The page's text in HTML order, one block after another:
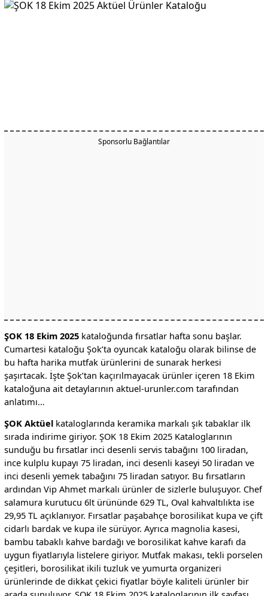
Sponsorlu Bağlantılar
ŞOK 18 Ekim 2025kataloğunda fırsatlar hafta sonu başlar.
Cumartesi kataloğu Şok’ta oyuncak kataloğu olarak bilinse de
bu hafta harika mutfak ürünlerini de sunarak herkesi
şaşırtacak. İşte Şok’tan kaçırılmayacak ürünler içeren 18 Ekim
kataloğuna ait detaylarının aktuel-urunler.com tarafından
anlatımı…
ŞOK Aktüelkataloglarında keramika markalı şık tabaklar ilk
sırada indirime giriyor. ŞOK 18 Ekim 2025 Kataloglarının
sunduğu bu fırsatlar inci desenli servis tabağını 100 liradan,
ince kulplu kupayı 75 liradan, inci desenli kaseyi 50 liradan ve
inci desenli yemek tabağını 75 liradan satıyor. Bu fırsatların
ardından Vip Ahmet markalı ürünler de sizlerle buluşuyor. Chef
salamura kurutucu 6lt ürününde 629 TL, Oval kahvaltılıkta ise
29,95 TL açıklanıyor. Fırsatlar paşabahçe borosilikat kupa ve çift
cidarlı bardak ve kupa ile sürüyor. Ayrıca magnolia kasesi,
bambu tabaklı kahve bardağı ve borosilikat kahve karafı da
uygun fiyatlarıyla listelere giriyor. Mutfak makası, tekli porselen
çeşitleri, borosilikat ikili tuzluk ve yumurta organizeri
ürünlerinde de dikkat çekici fiyatlar böyle kaliteli ürünler bir